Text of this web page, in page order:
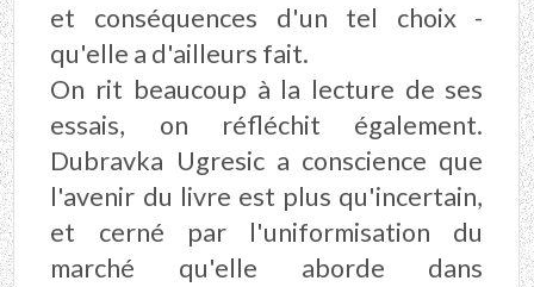
et conséquences d'un tel choix -
qu'elle a d'ailleurs fait.
On rit beaucoup à la lecture de ses
essais, on réfléchit également.
Dubravka Ugresic a conscience que
l'avenir du livre est plus qu'incertain,
et cerné par l'uniformisation du
marché qu'elle aborde dans